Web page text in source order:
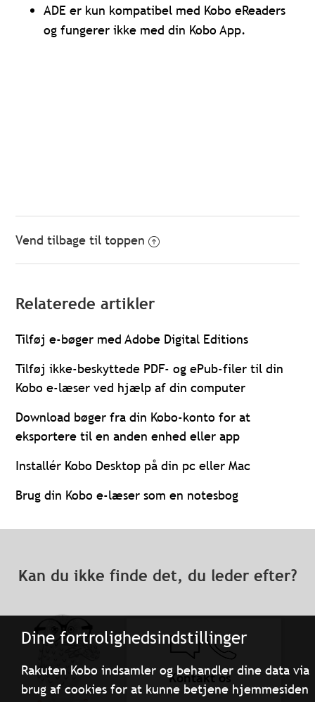
Dine fortrolighedsindstillinger
Rakuten Kobo indsamler og behandler dine data via
brug af cookies for at kunne betjene hjemmesiden
ADE er kun kompatibel med Kobo eReaders
og fungerer ikke med din Kobo App.
Vend tilbage til toppen
Relaterede artikler
Tilføj e-bøger med Adobe Digital Editions
Tilføj ikke-beskyttede PDF- og ePub-filer til din
Kobo e-læser ved hjælp af din computer
Download bøger fra din Kobo-konto for at
eksportere til en anden enhed eller app
Installér Kobo Desktop på din pc eller Mac
Brug din Kobo e-læser som en notesbog
Kan du ikke finde det, du leder efter?
Kontakt os